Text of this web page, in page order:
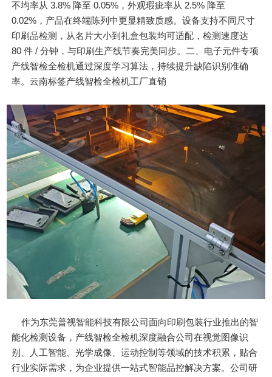
不均率从 3.8% 降至 0.05%，外观瑕疵率从 2.5% 降至
0.02%，产品在终端陈列中更显精致质感。设备支持不同尺寸
印刷品检测，从名片大小到礼盒包装均可适配，检测速度达
80 件 / 分钟，与印刷生产线节奏完美同步。二、电子元件专项
产线智检全检机通过深度学习算法，持续提升缺陷识别准确
率。云南标签产线智检全检机工厂直销
作为东莞普视智能科技有限公司面向印刷包装行业推出的智
能化检测设备，产线智检全检机深度融合公司在视觉图像识
别、人工智能、光学成像、运动控制等领域的技术积累，贴合
行业实际需求，为企业提供一站式智能品控解决方案。公司研